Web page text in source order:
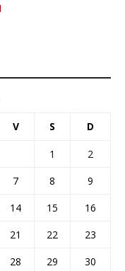
V S D
1
2
7 8
9
14 15
16
21 22
23
28 29
30